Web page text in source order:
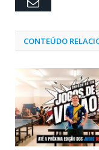
CONTEÚDO